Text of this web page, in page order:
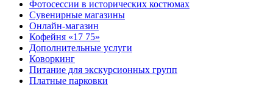
Фотосессии в исторических костюмах
Сувенирные магазины
Онлайн-магазин
Кофейня «17 75»
Дополнительные услуги
Коворкинг
Питание для экскурсионных групп
Платные парковки